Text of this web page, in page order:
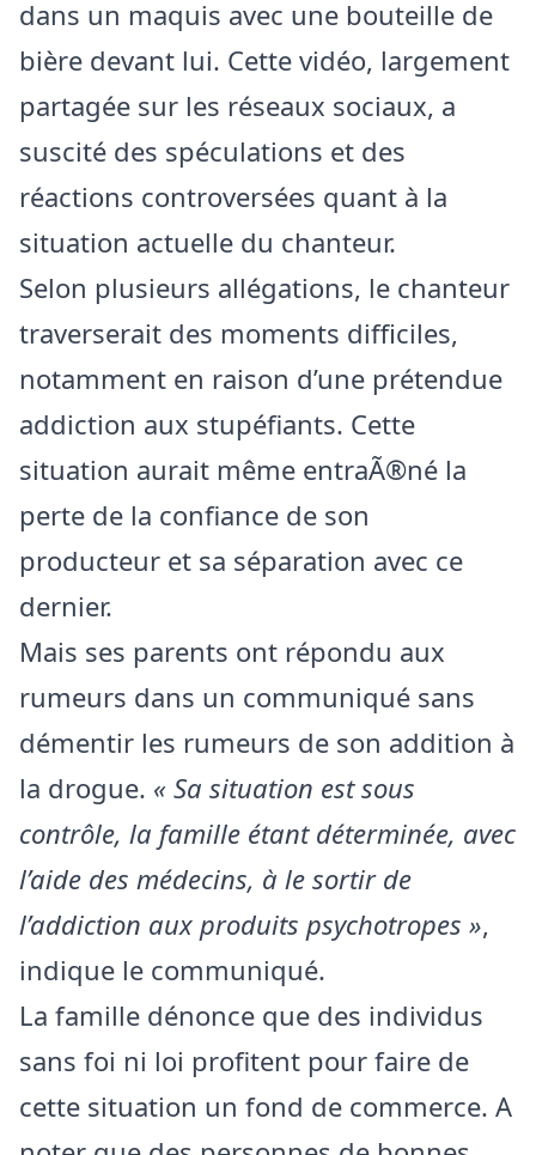
dans un maquis avec une bouteille de
bière devant lui. Cette vidéo, largement
partagée sur les réseaux sociaux, a
suscité des spéculations et des
réactions controversées quant à la
situation actuelle du chanteur.
Selon plusieurs allégations, le chanteur
traverserait des moments difficiles,
notamment en raison d’une prétendue
addiction aux stupéfiants. Cette
situation aurait même entraÃ®né la
perte de la confiance de son
producteur et sa séparation avec ce
dernier.
Mais ses parents ont répondu aux
rumeurs dans un communiqué sans
démentir les rumeurs de son addition à
la drogue. « Sa situation est sous
contrôle, la famille étant déterminée, avec
l’aide des médecins, à le sortir de
l’addiction aux produits psychotropes »,
indique le communiqué.
La famille dénonce que des individus
sans foi ni loi profitent pour faire de
cette situation un fond de commerce. A